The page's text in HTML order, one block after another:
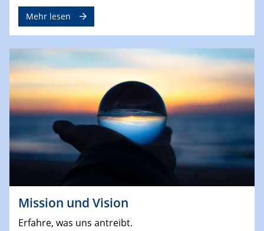
Mehr lesen
Mission und Vision
Erfahre, was uns antreibt.